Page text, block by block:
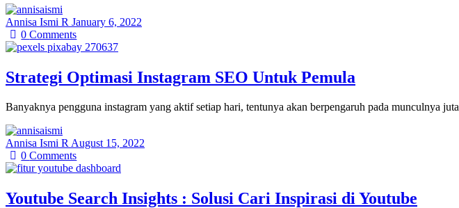
Annisa Ismi R January 6, 2022
0Comments
Strategi Optimasi Instagram SEO Untuk Pemula
Banyaknya pengguna instagram yang aktif setiap hari, tentunya akan berpengaruh pada munculnya
Annisa Ismi R August 15, 2022
0Comments
Youtube Search Insights : Solusi Cari Inspirasi di Youtube